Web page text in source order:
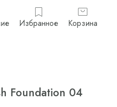
Избранное Корзина
Foundation 04